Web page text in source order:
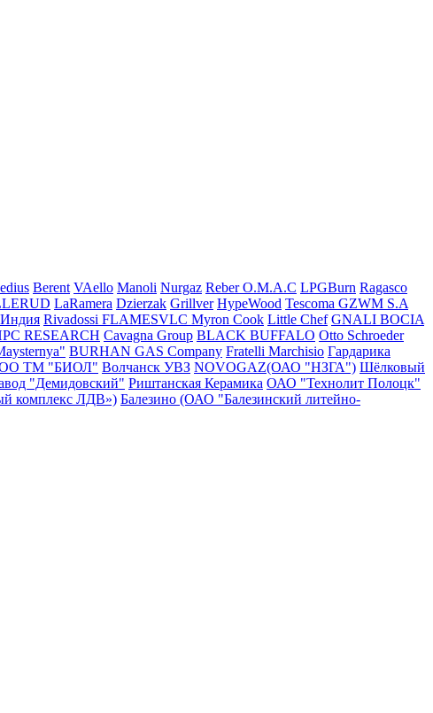
Berent VAello Manoli Nurgaz ReberO.M.A.C LPGBurn Ragasco
LaRamera Dzierzak Grillver HypeWood Tescoma GZWM S.A
Индия Rivadossi FLAMESVLC Myron Cook Little Chef GNALI BOCIA
RESEARCH Cavagna Group BLACK BUFFALO Otto Schroeder
BURHAN GAS Company Fratelli Marchisio Гардарика
ТМ "БИОЛ" Волчанск УВЗ NOVOGAZ(ОАО "НЗГА") Шёлковый
"Демидовский" Риштанская Керамика ОАО "Технолит Полоцк"
комплекс ЛДВ») Балезино (ОАО "Балезинский литейно-